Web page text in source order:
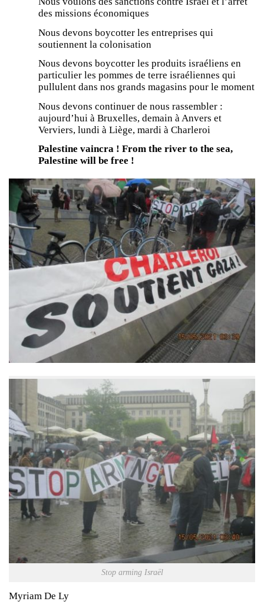
des missions économiques
Nous devons boycotter les entreprises qui
soutiennent la colonisation
Nous devons boycotter les produits israéliens en
particulier les pommes de terre israéliennes qui
pullulent dans nos grands magasins pour le moment
Nous devons continuer de nous rassembler :
aujourd’hui à Bruxelles, demain à Anvers et
Verviers, lundi à Liège, mardi à Charleroi
Palestine vaincra ! From the river to the sea,
Palestine will be free !
Stop arming Israël
Myriam De Ly